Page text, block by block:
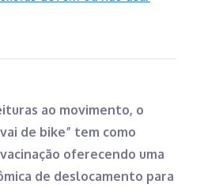
ao movimento, o
de bike” tem como
oferecendo uma
de deslocamento para